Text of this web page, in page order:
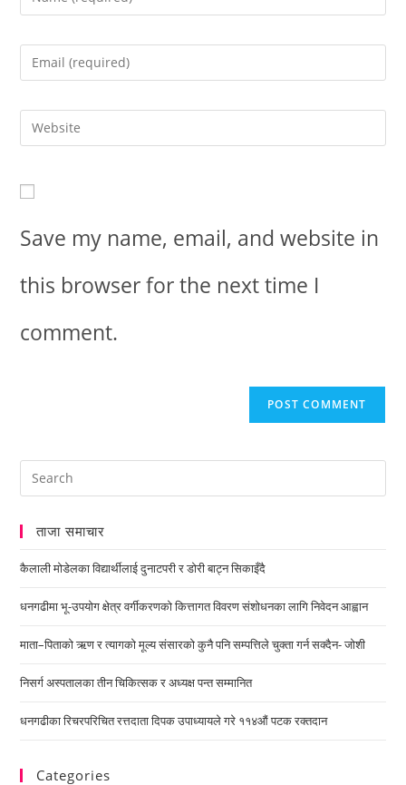
Save my name, email, and website in
this browser for the next time I
comment.
ताजा समाचार
कैलाली मोडेलका विद्यार्थीलाई दुनाटपरी र डोरी बाट्न सिकाइँदै
धनगढीमा भू-उपयोग क्षेत्र वर्गीकरणको कित्तागत विवरण संशोधनका लागि निवेदन आह्वान
माता–पिताको ऋण र त्यागको मूल्य संसारको कुनै पनि सम्पत्तिले चुक्ता गर्न सक्दैन- जोशी
निसर्ग अस्पतालका तीन चिकित्सक र अध्यक्ष पन्त सम्मानित
धनगढीका रिचरपरिचित रत्तदाता दिपक उपाध्यायले गरे ११४औं पटक रक्तदान
Categories